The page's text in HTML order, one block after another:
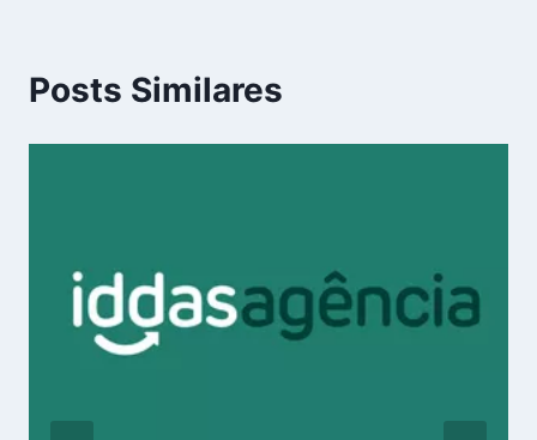
Posts Similares